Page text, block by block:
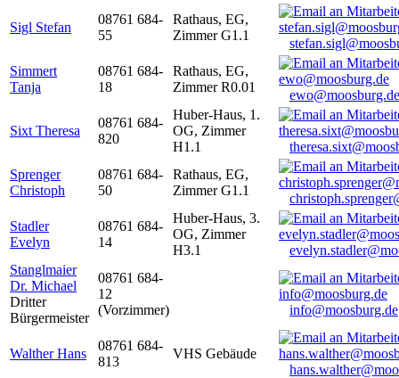
Sigl Stefan
08761 684-
55
Rathaus, EG,
Zimmer G1.1
Simmert
Tanja
08761 684-
18
Rathaus, EG,
Zimmer R0.01
ewo@moosburg.de
Sixt Theresa
08761 684-
820
Huber-Haus, 1.
OG, Zimmer
H1.1
Sprenger
Christoph
08761 684-
50
Rathaus, EG,
Zimmer G1.1
Stadler
Evelyn
08761 684-
14
Huber-Haus, 3.
OG, Zimmer
H3.1
Stanglmaier
Dr. Michael
Dritter
Bürgermeister
08761 684-
12
(Vorzimmer)
info@moosburg.de
Walther Hans
08761 684-
813
VHS Gebäude